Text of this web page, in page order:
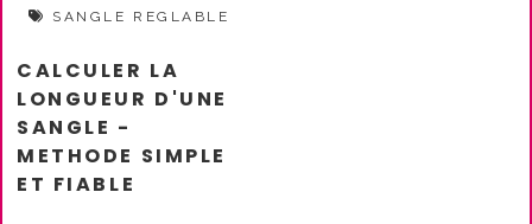
CALCULER LA
LONGUEUR D'UNE
SANGLE -
METHODE SIMPLE
ET FIABLE
SANGLE REGLABLE